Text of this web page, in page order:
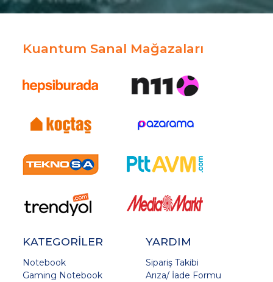
Kuantum Sanal Mağazaları
KATEGORİLER
Notebook
Gaming Notebook
YARDIM
Sipariş Takibi
Arıza/ İade Formu